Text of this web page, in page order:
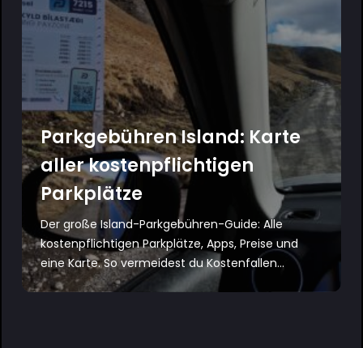
Parkgebühren Island: Karte
aller kostenpflichtigen
Parkplätze
Der große Island-Parkgebühren-Guide: Alle
kostenpflichtigen Parkplätze, Apps, Preise und
eine Karte. So vermeidest du Kostenfallen...